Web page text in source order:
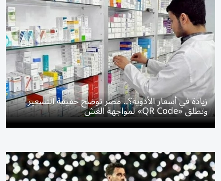
زيادة في أسعار الأدوية؟.. مصر توضح حقيقة التسعير
وتطلق «QR Code» لمواجهة الغش